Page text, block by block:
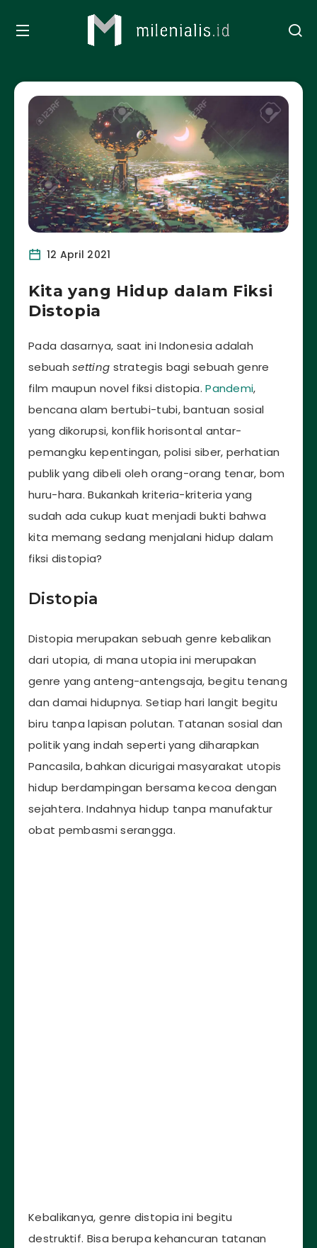
12 April 2021
Kita yang Hidup dalam Fiksi
Distopia
Pada dasarnya, saat ini Indonesia adalah
sebuahsetting strategis bagi sebuah genre
film maupun novel fiksi distopia.Pandemi,
bencana alam bertubi-tubi, bantuan sosial
yang dikorupsi, konflik horisontal antar-
pemangku kepentingan, polisi siber, perhatian
publik yang dibeli oleh orang-orang tenar, bom
huru-hara. Bukankah kriteria-kriteria yang
sudah ada cukup kuat menjadi bukti bahwa
kita memang sedang menjalani hidup dalam
fiksi distopia?
Distopia
Distopia merupakan sebuah genre kebalikan
dari utopia, di mana utopia ini merupakan
genre yang anteng-antengsaja, begitu tenang
dan damai hidupnya. Setiap hari langit begitu
biru tanpa lapisan polutan. Tatanan sosial dan
politik yang indah seperti yang diharapkan
Pancasila, bahkan dicurigai masyarakat utopis
hidup berdampingan bersama kecoa dengan
sejahtera. Indahnya hidup tanpa manufaktur
obat pembasmi serangga.
Kebalikanya, genre distopia ini begitu
destruktif. Bisa berupa kehancuran tatanan